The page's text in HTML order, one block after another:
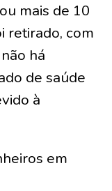
mais de 10
retirado, com
há
de saúde
à
em